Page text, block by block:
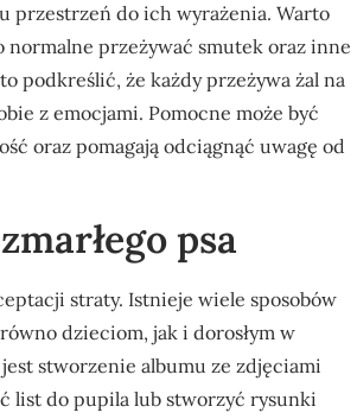
przestrzeń do ich wyrażenia. Warto
przeżywać smutek oraz inne
podkreślić, że każdy przeżywa żal na
z emocjami. Pomocne może być
oraz pomagają odciągnąć uwagę od
psa
straty. Istnieje wiele sposobów
dzieciom, jak i dorosłym w
stworzenie albumu ze zdjęciami
list do pupila lub stworzyć rysunki